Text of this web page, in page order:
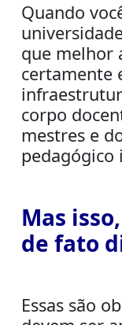
Quando
que melhor
certamente
corpo
mestres e
pedagógico
Mas
de fato
Essas são